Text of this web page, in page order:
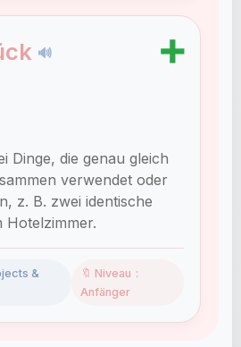
🔊 ➕
Dinge, die genau gleich
verwendet oder
z. B. zwei identische
Hotelzimmer.
&
🔖 Niveau：
Anfänger